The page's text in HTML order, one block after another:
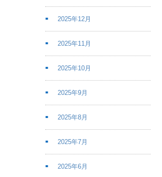
2025年12月
2025年11月
2025年10月
2025年9月
2025年8月
2025年7月
2025年6月